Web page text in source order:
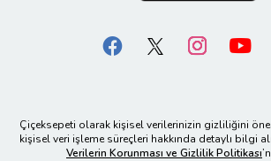
Çiçeksepeti olarak kişisel verilerinizin gizliliğini
kişisel veri işleme süreçleri hakkında detaylı bilgi
Verilerin Korunması ve Gizlilik Politikası